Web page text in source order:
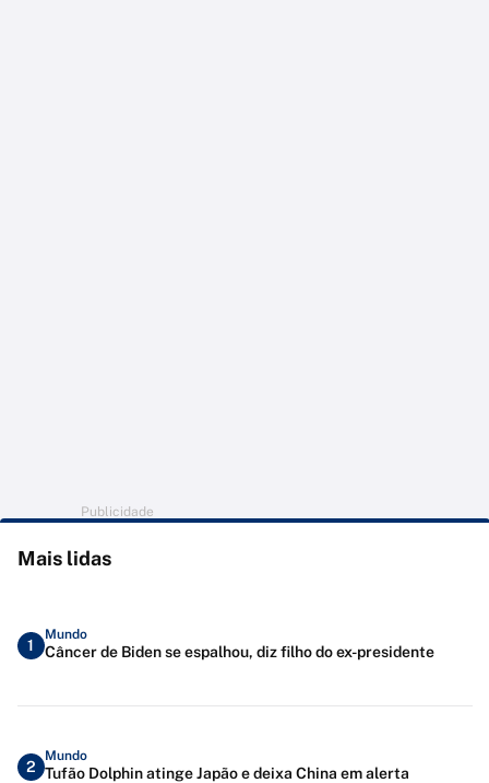
Publicidade
Mais lidas
1
Mundo
Câncer de Biden se espalhou, diz filho do ex-presidente
2
Mundo
Tufão Dolphin atinge Japão e deixa China em alerta